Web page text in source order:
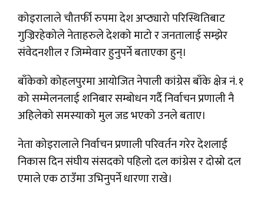
कोइरालाले चौतर्फी रुपमा देश अप्ठ्यारो परिस्थितिबाट
गुज्रिरहेकोले नेताहरुले देशको माटो र जनतालाई सम्झेर
संवेदनशील र जिम्मेवार हुनुपर्ने बताएका हुन्।
बाँकेको कोहलपुरमा आयोजित नेपाली कांग्रेस बाँके क्षेत्र नं. १
को सम्मेलनलाई शनिबार सम्बोधन गर्दै निर्वाचन प्रणाली नै
अहिलेको समस्याको मुल जड भएको उनले बताए।
नेता कोइरालाले निर्वाचन प्रणाली परिवर्तन गरेर देशलाई
निकास दिन संघीय संसदको पहिलो दल कांग्रेस र दोस्रो दल
एमाले एक ठाउँमा उभिनुपर्ने धारणा राखे।